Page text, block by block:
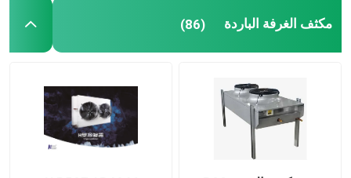
مكثف الغرفة الباردة (86)